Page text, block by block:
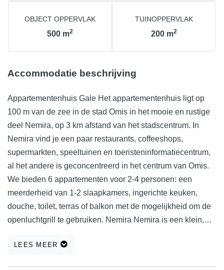
OBJECT OPPERVLAK
500 m2
TUINOPPERVLAK
200 m2
Accommodatie beschrijving
Appartementenhuis Gale Het appartementenhuis ligt op
100 m van de zee in de stad Omis in het mooie en rustige
deel Nemira, op 3 km afstand van het stadscentrum. In
Nemira vind je een paar restaurants, coffeeshops,
supermarkten, speeltuinen en toeristeninformatiecentrum,
al het andere is geconcentreerd in het centrum van Omis.
We bieden 6 appartementen voor 2-4 personen: een
meerderheid van 1-2 slaapkamers, ingerichte keuken,
douche, toilet, terras of balkon met de mogelijkheid om de
openluchtgrill te gebruiken. Nemira Nemira is een klein,
stad Omis. Het is een rustige plek die voornamelijk
LEES MEER